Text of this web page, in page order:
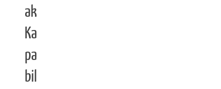
ak
Ka
pa
bil